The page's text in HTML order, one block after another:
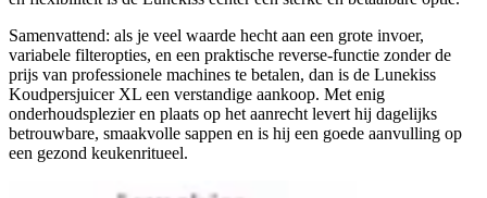
Samenvattend: als je veel waarde hecht aan een grote invoer,
variabele filteropties, en een praktische reverse-functie zonder de
prijs van professionele machines te betalen, dan is de Lunekiss
Koudpersjuicer XL een verstandige aankoop. Met enig
onderhoudsplezier en plaats op het aanrecht levert hij dagelijks
betrouwbare, smaakvolle sappen en is hij een goede aanvulling op
een gezond keukenritueel.